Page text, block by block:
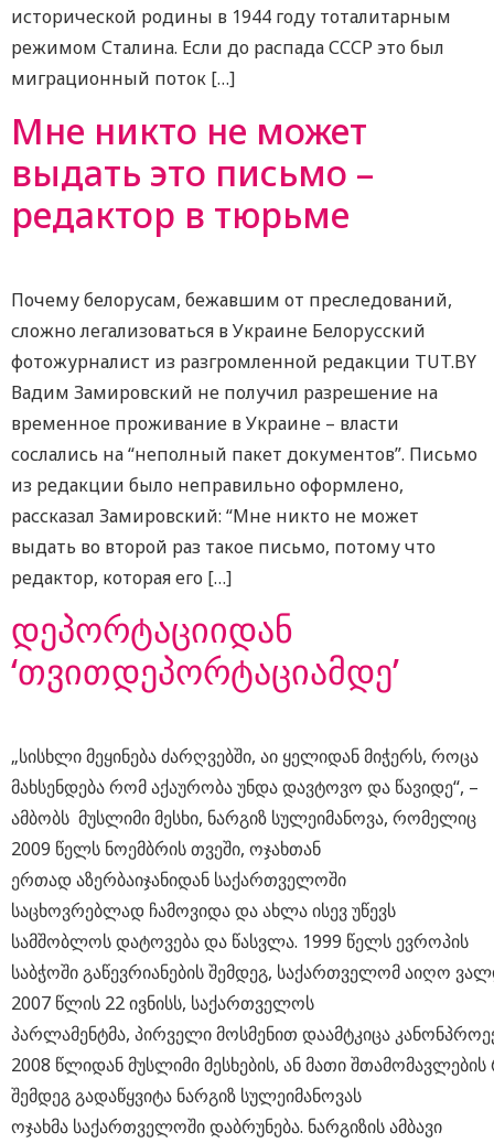
исторической родины в 1944 году тоталитарным
режимом Сталина. Если до распада СССР это был
миграционный поток […]
Мне никто не может
выдать это письмо –
редактор в тюрьме
Почему белорусам, бежавшим от преследований,
сложно легализоваться в Украине Белорусский
фотожурналист из разгромленной редакции TUT.BY
Вадим Замировский не получил разрешение на
временное проживание в Украине – власти
сослались на “неполный пакет документов”. Письмо
из редакции было неправильно оформлено,
рассказал Замировский: “Мне никто не может
выдать во второй раз такое письмо, потому что
редактор, которая его […]
დეპორტაციიდან
‘თვითდეპორტაციამდე’
„სისხლი მეყინება ძარღვებში, აი ყელიდან მიჭერს, როცა
მახსენდება რომ აქაურობა უნდა დავტოვო და წავიდე“, –
ამბობს მუსლიმი მესხი, ნარგიზ სულეიმანოვა, რომელიც
2009 წელს ნოემბრის თვეში, ოჯახთან
ერთად აზერბაიჯანიდან საქართველოში
საცხოვრებლად ჩამოვიდა და ახლა ისევ უწევს
სამშობლოს დატოვება და წასვლა. 1999 წელს ევროპის
საბჭოში გაწევრიანების შემდეგ, საქართველომ აიღო
2007 წლის 22 ივნისს, საქართველოს
პარლამენტმა, პირველი მოსმენით დაამტკიცა
2008 წლიდან მუსლიმი მესხების, ან მათი
შემდეგ გადაწყვიტა ნარგიზ სულეიმანოვას
ოჯახმა საქართველოში დაბრუნება. ნარგიზის ამბავი